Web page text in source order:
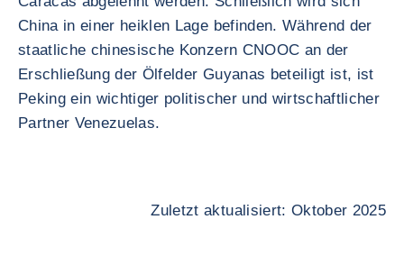
China in einer heiklen Lage befinden. Während der
staatliche chinesische Konzern CNOOC an der
Erschließung der Ölfelder Guyanas beteiligt ist, ist
Peking ein wichtiger politischer und wirtschaftlicher
Partner Venezuelas.
Zuletzt aktualisiert: Oktober 2025